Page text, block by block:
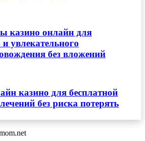
казино онлайн для
и увлекательного
без вложений
казино для бесплатной
без риска потерять